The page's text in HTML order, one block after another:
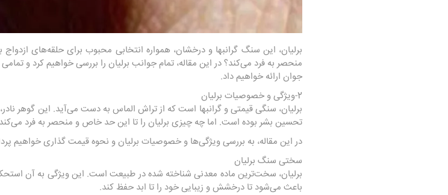
برلیان، این سنگ گرانبها و درخشان، همواره انتخابی محبوب برای حلقه‌های
منحصر به فرد می‌کند؟ در این مقاله، تمام جوانب برلیان را بررسی خواهیم کرد و
جوان ارائه خواهیم داد.
2-ویژگی و خصوصیات برلیان
برلیان، سنگی قیمتی و گرانبها است که از تراش الماس به دست می‌آید. این گوهر
تحسین بشر بوده است. اما چه چیزی برلیان را تا این حد خاص و منحصر به فرد
در این مقاله، به بررسی ویژگی‌ها و خصوصیات برلیان و نحوه قیمت گذاریخواهیم
سختی سنگ برلیان
برلیان، سخت‌ترین ماده معدنی شناخته شده در طبیعت است. این ویژگی به آن
باعث می‌شود تا درخشش و زیبایی خود را تا ابد حفظ کند.